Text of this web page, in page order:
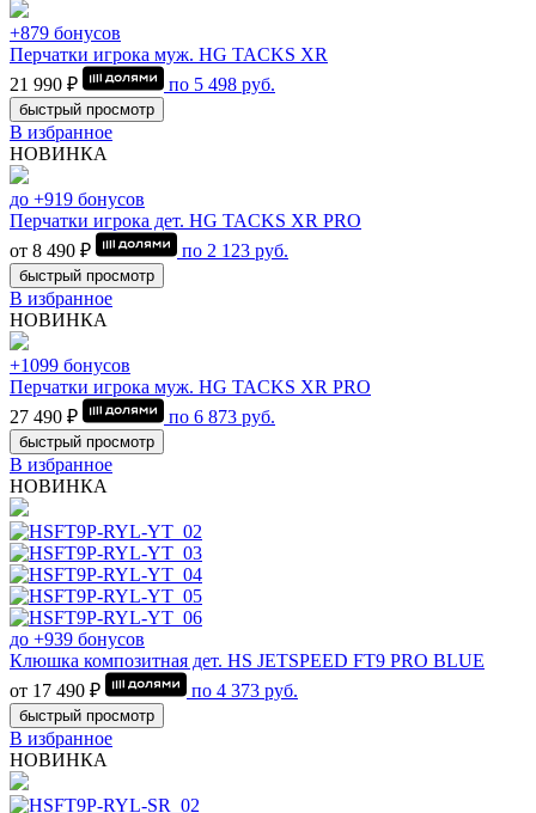
+879 бонусов
Перчатки игрока муж. HG TACKS XR
21 990 ₽
по 5 498 руб.
быстрый просмотр
В избранное
НОВИНКА
до +919 бонусов
Перчатки игрока дет. HG TACKS XR PRO
от 8 490 ₽
по 2 123 руб.
быстрый просмотр
В избранное
НОВИНКА
+1099 бонусов
Перчатки игрока муж. HG TACKS XR PRO
27 490 ₽
по 6 873 руб.
быстрый просмотр
В избранное
НОВИНКА
до +939 бонусов
Клюшка композитная дет. HS JETSPEED FT9 PRO BLUE
от 17 490 ₽
по 4 373 руб.
быстрый просмотр
В избранное
НОВИНКА